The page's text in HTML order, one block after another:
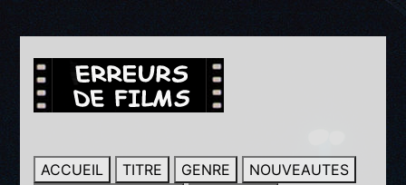
ACCUEIL TITRE GENRE
NOUVEAUTES